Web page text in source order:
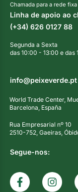
Chamada para a rede
Linha de apoio ao
(+34) 626 0127 88
Segunda a Sexta
das 10:00 - 13:00 e das
info@peixeverde.pt
World Trade Center,
Barcelona, España
Rua Empresarial nº 10
2510-752, Gaeiras,
Segue-nos: